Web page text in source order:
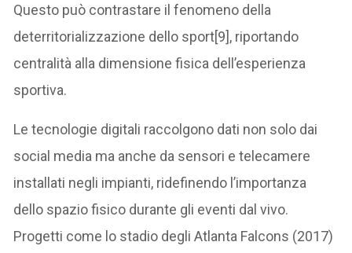
Questo può contrastare il fenomeno della
deterritorializzazione dello sport[9], riportando
centralità alla dimensione fisica dell’esperienza
sportiva.
Le tecnologie digitali raccolgono dati non solo dai
social media ma anche da sensori e telecamere
installati negli impianti, ridefinendo l’importanza
dello spazio fisico durante gli eventi dal vivo.
Progetti come lo stadio degli Atlanta Falcons (2017)